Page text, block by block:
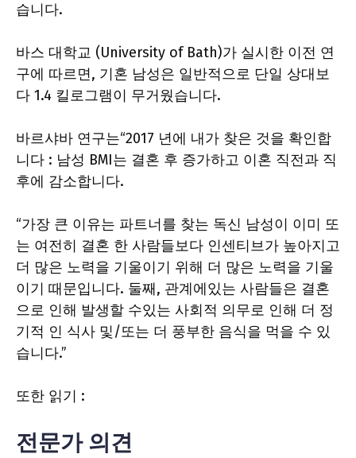
습니다.
바스 대학교 (University of Bath)가 실시한 이전 연
구에 따르면, 기혼 남성은 일반적으로 단일 상대보
다 1.4 킬로그램이 무거웠습니다.
바르샤바 연구는“2017 년에 내가 찾은 것을 확인합
니다 : 남성 BMI는 결혼 후 증가하고 이혼 직전과 직
후에 감소합니다.
“가장 큰 이유는 파트너를 찾는 독신 남성이 이미 또
는 여전히 결혼 한 사람들보다 인센티브가 높아지고
더 많은 노력을 기울이기 위해 더 많은 노력을 기울
이기 때문입니다. 둘째, 관계에있는 사람들은 결혼
으로 인해 발생할 수있는 사회적 의무로 인해 더 정
기적 인 식사 및/또는 더 풍부한 음식을 먹을 수 있
습니다.”
또한 읽기 :
전문가 의견